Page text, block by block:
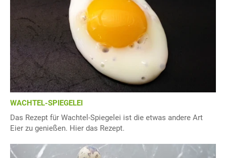
WACHTEL-SPIEGELEI
Das Rezept für Wachtel-Spiegelei ist die etwas andere Art
Eier zu genießen. Hier das Rezept.